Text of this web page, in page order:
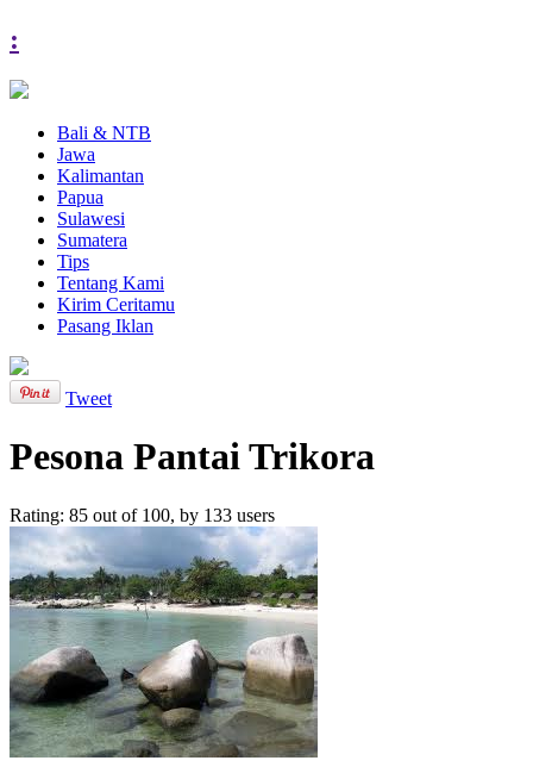
:
Bali & NTB
Jawa
Kalimantan
Papua
Sulawesi
Sumatera
Tips
Tentang Kami
Kirim Ceritamu
Pasang Iklan
Tweet
Pesona Pantai Trikora
Rating: 85 out of 100, by 133 users